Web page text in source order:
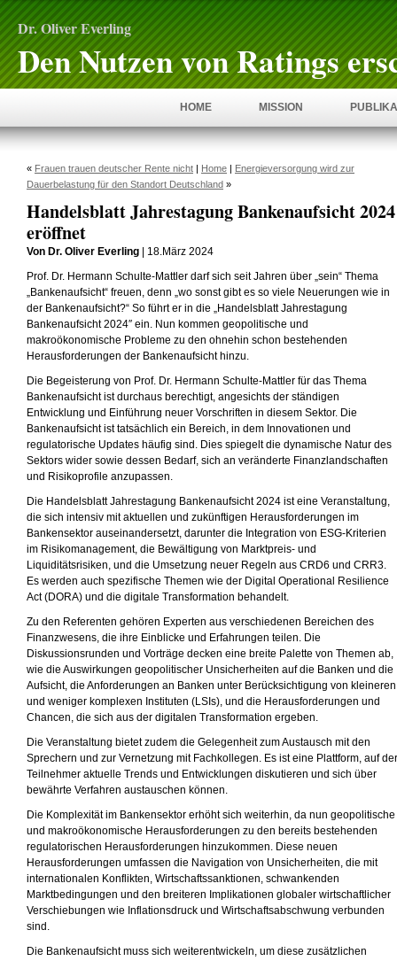
Dr. Oliver Everling
Den Nutzen von Ratings
HOME MISSION
« Frauen trauen deutscher Rente nicht | Home | Energieversorgung wird zur
Dauerbelastung für den Standort Deutschland »
Handelsblatt Jahrestagung Bankenaufsicht 2024
eröffnet
Von Dr. Oliver Everling | 18.März 2024
Prof. Dr. Hermann Schulte-Mattler darf sich seit Jahren über „sein“ Thema
„Bankenaufsicht“ freuen, denn „wo sonst gibt es so viele Neuerungen wie in
der Bankenaufsicht?“ So führt er in die „Handelsblatt Jahrestagung
Bankenaufsicht 2024″ ein. Nun kommen geopolitische und
makroökonomische Probleme zu den ohnehin schon bestehenden
Herausforderungen der Bankenaufsicht hinzu.
Die Begeisterung von Prof. Dr. Hermann Schulte-Mattler für das Thema
Bankenaufsicht ist durchaus berechtigt, angesichts der ständigen
Entwicklung und Einführung neuer Vorschriften in diesem Sektor. Die
Bankenaufsicht ist tatsächlich ein Bereich, in dem Innovationen und
regulatorische Updates häufig sind. Dies spiegelt die dynamische Natur des
Sektors wider sowie dessen Bedarf, sich an veränderte Finanzlandschaften
und Risikoprofile anzupassen.
Die Handelsblatt Jahrestagung Bankenaufsicht 2024 ist eine Veranstaltung,
die sich intensiv mit aktuellen und zukünftigen Herausforderungen im
Bankensektor auseinandersetzt, darunter die Integration von ESG-Kriterien
im Risikomanagement, die Bewältigung von Marktpreis- und
Liquiditätsrisiken, und die Umsetzung neuer Regeln aus CRD6 und CRR3.
Es werden auch spezifische Themen wie der Digital Operational Resilience
Act (DORA) und die digitale Transformation behandelt.
Zu den Referenten gehören Experten aus verschiedenen Bereichen des
Finanzwesens, die ihre Einblicke und Erfahrungen teilen. Die
Diskussionsrunden und Vorträge decken eine breite Palette von Themen ab,
wie die Auswirkungen geopolitischer Unsicherheiten auf die Banken und die
Aufsicht, die Anforderungen an Banken unter Berücksichtigung von kleineren
und weniger komplexen Instituten (LSIs), und die Herausforderungen und
Chancen, die sich aus der digitalen Transformation ergeben.
Die Veranstaltung bietet zudem die Gelegenheit zum Austausch mit den
Sprechern und zur Vernetzung mit Fachkollegen. Es ist eine Plattform, auf der
Teilnehmer aktuelle Trends und Entwicklungen diskutieren und sich über
bewährte Verfahren austauschen können.
Die Komplexität im Bankensektor erhöht sich weiterhin, da nun geopolitische
und makroökonomische Herausforderungen zu den bereits bestehenden
regulatorischen Herausforderungen hinzukommen. Diese neuen
Herausforderungen umfassen die Navigation von Unsicherheiten, die mit
internationalen Konflikten, Wirtschaftssanktionen, schwankenden
Marktbedingungen und den breiteren Implikationen globaler wirtschaftlicher
Verschiebungen wie Inflationsdruck und Wirtschaftsabschwung verbunden
sind.
Die Bankenaufsicht muss sich weiterentwickeln, um diese zusätzlichen